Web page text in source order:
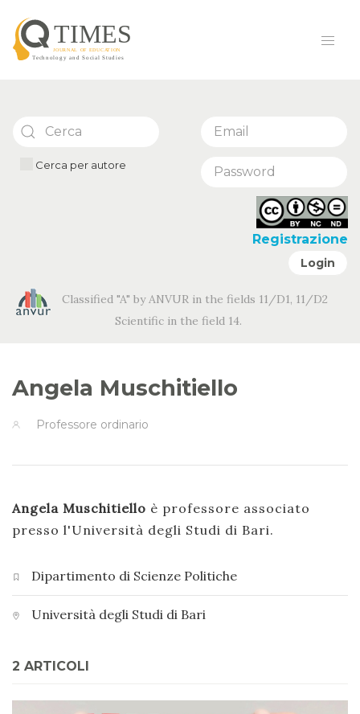
Cerca per autore
Registrazione
Login
Classified "A" by ANVUR in the fields 11/D1, 11/D2
Scientific in the field 14.
Angela Muschitiello
Professore ordinario
Angela Muschitiello è professore associato
presso l'Università degli Studi di Bari.
Dipartimento di Scienze Politiche
Università degli Studi di Bari
2 ARTICOLI